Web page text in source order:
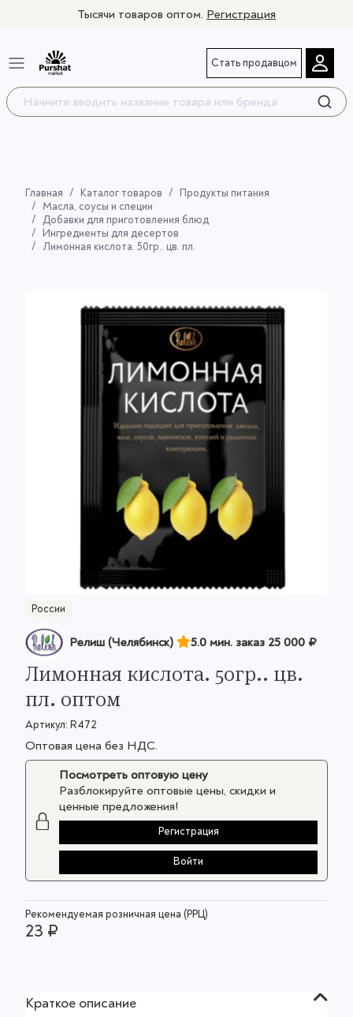
Тысячи товаров оптом. Регистрация
Стать продавцом
Главная Каталог товаров
Продукты питания
Масла, соусы и специи
Добавки для приготовления блюд
Ингредиенты для десертов
Лимонная кислота. 50гр.. цв. пл.
России
Релиш (Челябинск) 5.0 мин. заказ 25 000 ₽
Лимонная кислота. 50гр.. цв.
пл. оптом
Артикул: R472
Оптовая цена без НДС.
Посмотреть оптовую цену
Разблокируйте оптовые цены, скидки и
ценные предложения!
Регистрация
Войти
Рекомендуемая розничная цена (РРЦ)
23 ₽
Краткое описание